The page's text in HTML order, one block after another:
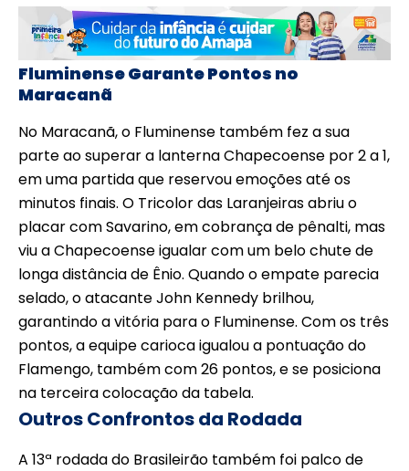
Fluminense Garante Pontos no
Maracanã
No Maracanã, o Fluminense também fez a sua
parte ao superar a lanterna Chapecoense por 2 a 1,
em uma partida que reservou emoções até os
minutos finais. O Tricolor das Laranjeiras abriu o
placar com Savarino, em cobrança de pênalti, mas
viu a Chapecoense igualar com um belo chute de
longa distância de Ênio. Quando o empate parecia
selado, o atacante John Kennedy brilhou,
garantindo a vitória para o Fluminense. Com os três
pontos, a equipe carioca igualou a pontuação do
Flamengo, também com 26 pontos, e se posiciona
na terceira colocação da tabela.
Outros Confrontos da Rodada
A 13ª rodada do Brasileirão também foi palco de